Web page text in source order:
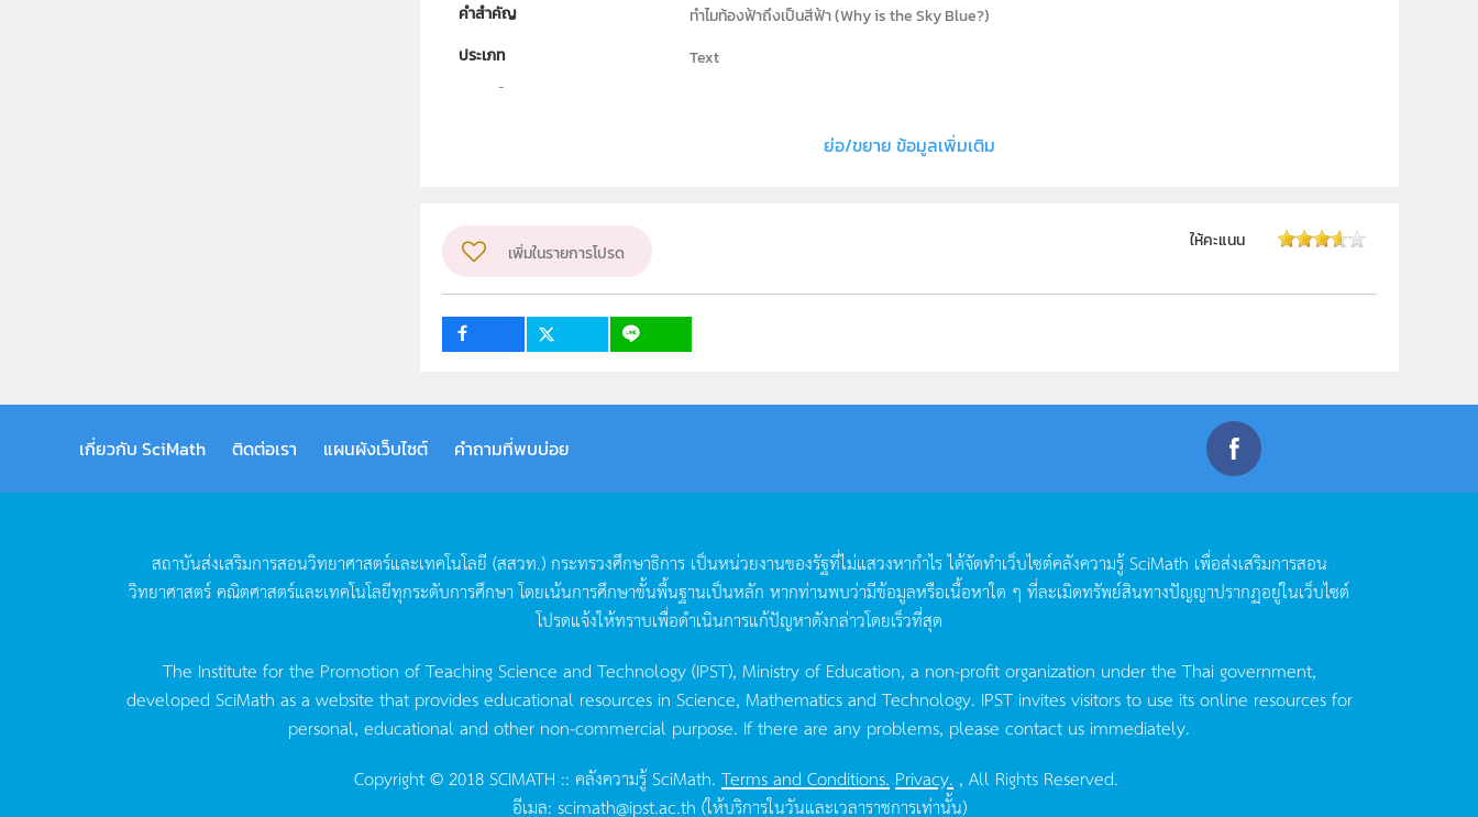
คำสำคัญ
ทำไมท้องฟ้าถึงเป็นสีฟ้า (Why is the Sky Blue?)
ประเภท
Text
ย่อ/ขยาย ข้อมูลเพิ่มเติม
เพิ่มในรายการโปรด
ให้คะแนน
เกี่ยวกับ SciMath ติดต่อเรา แผนผังเว็บไซต์ คำถามที่พบบ่อย
สถาบันส่งเสริมการสอนวิทยาศาสตร์และเทคโนโลยี (สสวท.) กระทรวงศึกษาธิการ เป็นหน่วยงานของรัฐที่ไม่แสวงหากำไรได้จัดทำเว็บไซต์คลังความรู้SciMath เพื่อส่งเสริมการสอน
วิทยาศาสตร์คณิตศาสตร์และเทคโนโลยีทุกระดับการศึกษา โดยเน้นการศึกษาขั้นพื้นฐานเป็นหลัก หากท่านพบว่ามีข้อมูลหรือเนื้อหาใด ๆ ที่ละเมิดทรัพย์สินทางปัญญาปรากฏอยู่ในเว็บไซต์
โปรดแจ้งให้ทราบเพื่อดำเนินการแก้ปัญหาดังกล่าวโดยเร็วที่สุด
The Institute for the Promotion of Teaching Science and Technology (IPST), Ministry of Education, a non-profit organization under the Thai government,
developed SciMath as a website that provides educational resources in Science, Mathematics and Technology. IPST invites visitors to use its online resources for
personal, educational and other non-commercial purpose. If there are any problems, please contact us immediately.
Copyright © 2018 SCIMATH :: คลังความรู้ SciMath.Terms and Conditions. Privacy. , All Rights Reserved.
อีเมล: scimath@ipst.ac.th (ให้บริการในวันและเวลาราชการเท่านั้น)